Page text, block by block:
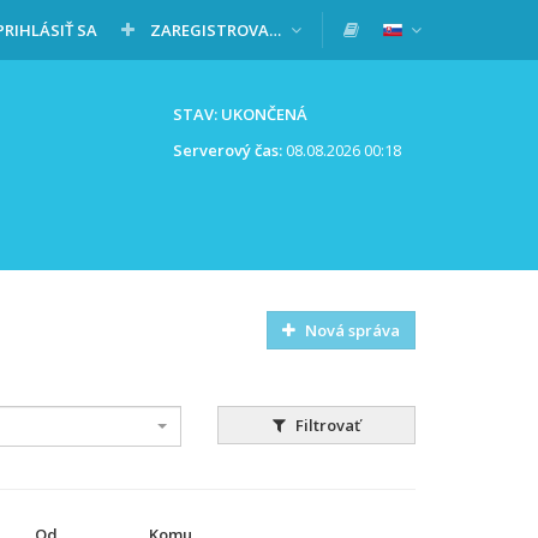
SA ZAREGISTROVAŤ SA
STAV: UKONČENÁ
Serverový čas:08.08.2026 00:18
Nová správa
Filtrovať